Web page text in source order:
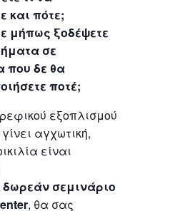
και πότε;
μήπως ξοδέψετε
σε
που δε θα
ποτέ;
εξοπλισμού
αγχωτική,
είναι
δωρεάν σεμινάριο
, θα σας